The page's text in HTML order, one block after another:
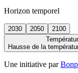
Horizon temporel
2030 2050
2100
Hausse de la
Une initiative par